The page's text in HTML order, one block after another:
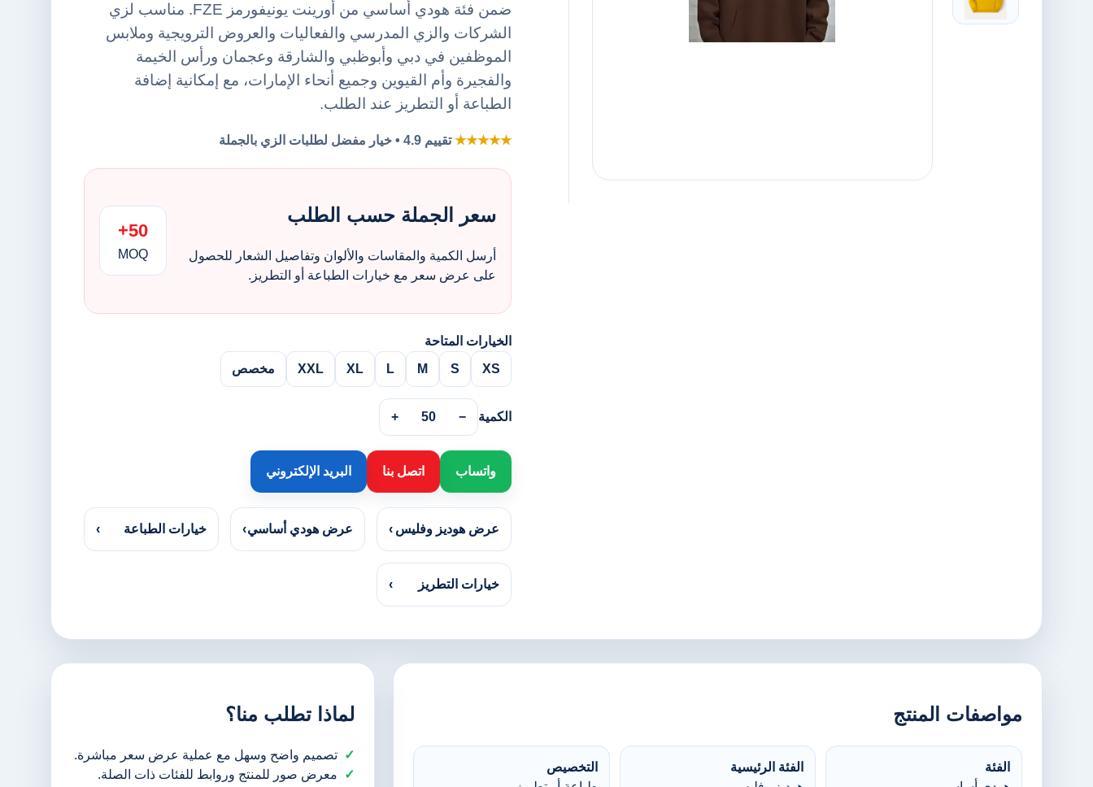
ضمن فئة هودي أساسي من أورينت يونيفورمز FZE. مناسب لزي
الشركات والزي المدرسي والفعاليات والعروض الترويجية وملابس
الموظفين في دبي وأبوظبي والشارقة وعجمان ورأس الخيمة
والفجيرة وأم القيوين وجميع أنحاء الإمارات، مع إمكانية إضافة
الطباعة أو التطريز عند الطلب.
★★★★★تقييم 4.9 • خيار مفضل لطلبات الزي بالجملة
سعر الجملة حسب الطلب
أرسل الكمية والمقاسات والألوان وتفاصيل الشعار للحصول
على عرض سعر مع خيارات الطباعة أو التطريز.
50+
MOQ
الخيارات المتاحة
XS
S
M
L
XL
XXL مخصص
الكمية −
50
+
واتساب اتصل بنا البريد الإلكتروني
عرض هوديز وفليس › عرض هودي أساسي› خيارات الطباعة ›
خيارات التطريز ›
مواصفات المنتج
الفئة
الفئة الرئيسية
التخصيص
لماذا تطلب منا؟
تصميم واضح وسهل مع عملية عرض سعر مباشرة.
معرض صور للمنتج وروابط للفئات ذات الصلة.